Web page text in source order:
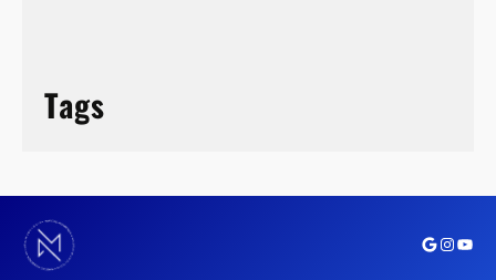
Tags
Google